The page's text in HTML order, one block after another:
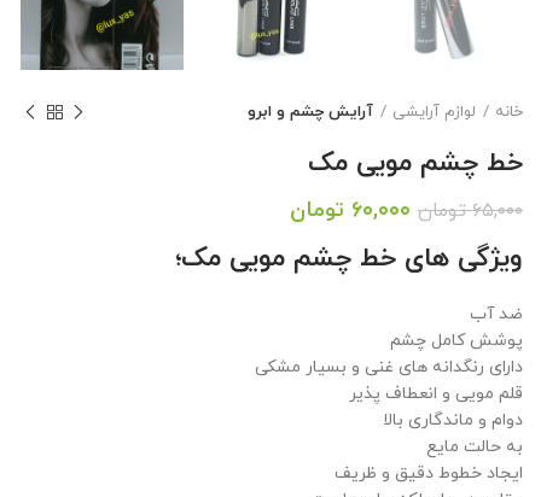
خانه لوازم آرایشی آرایش چشم و ابرو
خط چشم مویی مک
۶۵,۰۰۰ تومان قیمت
۶۵,۰۰۰ تومان
۶۰,۰۰۰ تومان
۶۰,۰۰۰ تومان.
ویژگی های خط چشم مویی مک؛
ضد آب
پوشش کامل چشم
دارای رنگدانه های غنی و بسیار مشکی
قلم مویی و انعطاف پذیر
دوام و ماندگاری بالا
به حالت مایع
ایجاد خطوط دقیق و ظریف